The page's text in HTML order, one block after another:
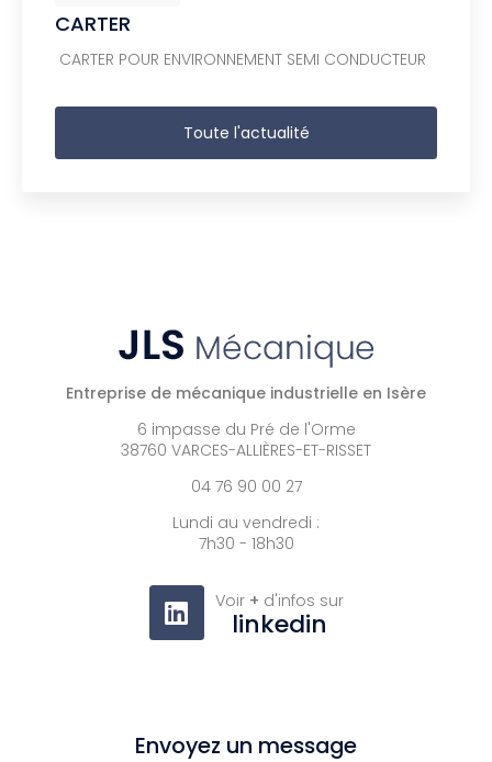
CARTER
CARTER POUR ENVIRONNEMENT SEMI CONDUCTEUR
Toute l'actualité
Entreprise de mécanique industrielle en Isère
6 impasse du Pré de l'Orme
38760 VARCES-ALLIÈRES-ET-RISSET
04 76 90 00 27
Lundi au vendredi :
7h30 - 18h30
Voir + d'infos sur
linkedin
Envoyez un message